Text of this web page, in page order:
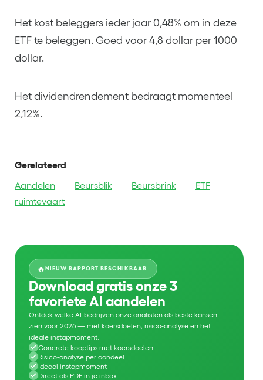
Het kost beleggers ieder jaar 0,48% om in deze
ETF te beleggen. Goed voor 4,8 dollar per 1000
dollar.
Het dividendrendement bedraagt momenteel
2,12%.
Gerelateerd
Aandelen
Beursblik Beursbrink
ETF
ruimtevaart
🔥NIEUW RAPPORT BESCHIKBAAR
Download gratis onze 3
favoriete AI aandelen
Ontdek welke AI-bedrijven onze analisten als beste kansen
zien voor 2026 — met koersdoelen, risico-analyse en het
ideale instapmoment.
Concrete kooptips met koersdoelen
Risico-analyse per aandeel
Ideaal instapmoment
Direct als PDF in je inbox